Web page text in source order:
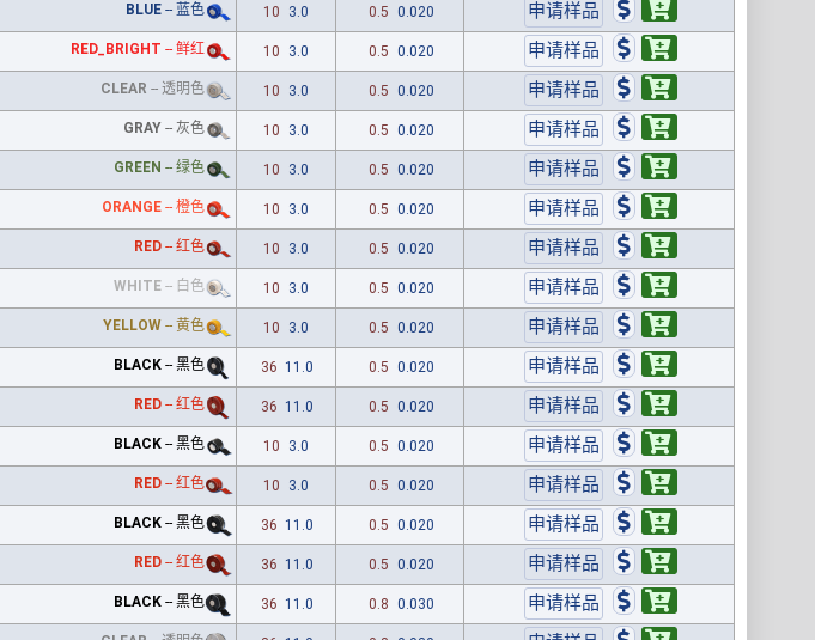
BLUE -- 蓝色 10 3.0 0.5 0.020
RED_BRIGHT -- 鲜红 10 3.0 0.5 0.020
CLEAR -- 透明色 10 3.0 0.5 0.020
GRAY -- 灰色 10 3.0 0.5 0.020
GREEN -- 绿色 10 3.0 0.5 0.020
ORANGE -- 橙色 10 3.0 0.5 0.020
RED -- 红色 10 3.0 0.5 0.020
WHITE -- 白色 10 3.0 0.5 0.020
YELLOW -- 黄色 10 3.0 0.5 0.020
BLACK -- 黑色 36 11.0 0.5 0.020
RED -- 红色 36 11.0 0.5 0.020
BLACK -- 黑色 10 3.0 0.5 0.020
RED -- 红色 10 3.0 0.5 0.020
BLACK -- 黑色 36 11.0 0.5 0.020
RED -- 红色 36 11.0 0.5 0.020
BLACK -- 黑色 36 11.0 0.8 0.030